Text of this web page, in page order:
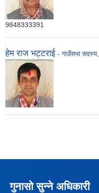
9848333391
हेम राज भट्टराई - गाउँसभा सदस्य,
गुनासो सुन्ने अधिकारी